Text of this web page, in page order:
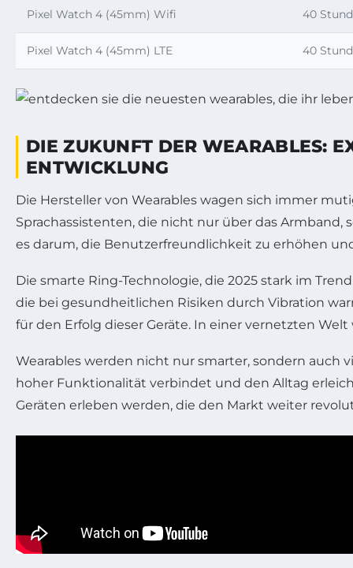
Pixel Watch 4 (45mm) Wifi 40
Pixel Watch 4 (45mm) LTE 40
DIE ZUKUNFT DER WEARABLES:
ENTWICKLUNG
Die Hersteller von Wearables wagen sich immer
Sprachassistenten, die nicht nur über das
es darum, die Benutzerfreundlichkeit zu erhöhen
Die smarte Ring-Technologie, die 2025 stark im
die bei gesundheitlichen Risiken durch Vibration
für den Erfolg dieser Geräte. In einer vernetzten
Wearables werden nicht nur smarter, sondern auch
hoher Funktionalität verbindet und den Alltag
Geräten erleben werden, die den Markt weiter